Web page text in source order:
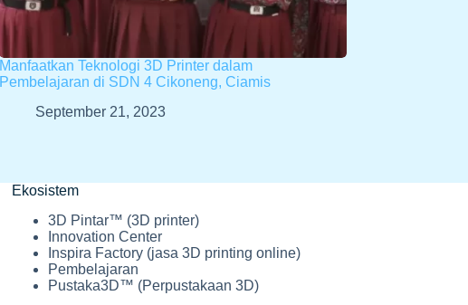
Manfaatkan Teknologi 3D Printer dalam
Pembelajaran di SDN 4 Cikoneng, Ciamis
September 21, 2023
Ekosistem
3D Pintar™ (3D printer)
Innovation Center
Inspira Factory (jasa 3D printing online)
Pembelajaran
Pustaka3D™ (Perpustakaan 3D)